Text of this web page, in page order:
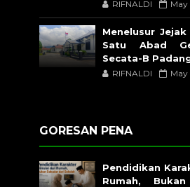
RIFNALDI
Menelusur
Satu Abad
Secata-B
RIFNALDI
GORESAN PENA
Pendidikan
Rumah,